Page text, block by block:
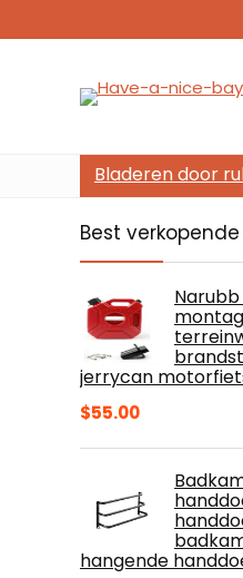
Bladeren door
Best verkopende
jerrycan
$55.00
hangende